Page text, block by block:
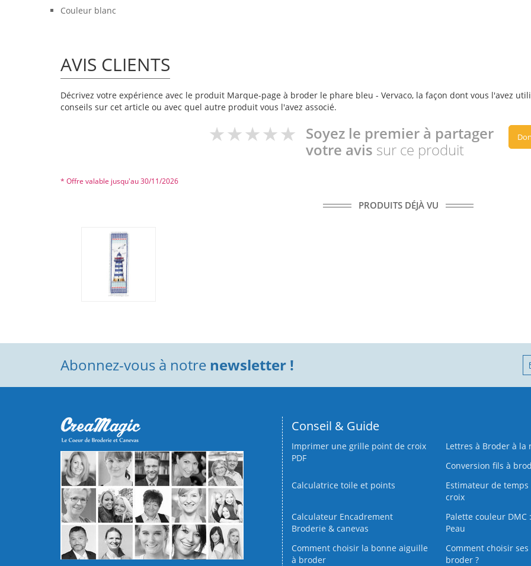
Couleur blanc
AVIS CLIENTS
Décrivez votre expérience avec le produit Marque-page à broder le phare bleu - Vervaco, la façon dont vous l'avez
conseils sur cet article ou avec quel autre produit vous l'avez associé.
Soyez le premier à partager
votre avis sur ce produit
* Offre valable jusqu'au 30/11/2026
PRODUITS DÉJÀ VU
Abonnez-vous à notre newsletter !
Conseil & Guide
Imprimer une grille point de croix
PDF
Lettres à Broder à la
Conversion fils à
Calculatrice toile et points
Estimateur de temps
croix
Calculateur Encadrement
Broderie & canevas
Palette couleur DMC
Peau
Comment choisir la bonne aiguille
à broder
Comment choisir ses
broder ?